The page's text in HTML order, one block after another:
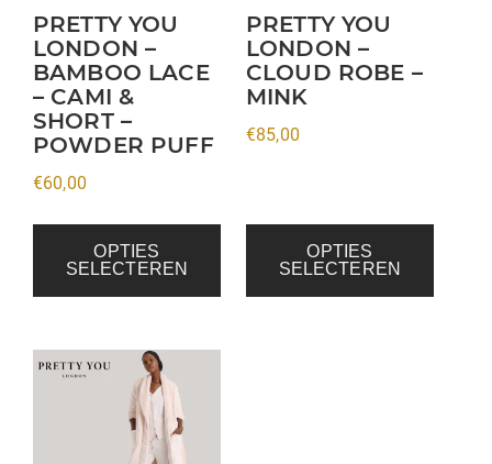
PRETTY YOU
LONDON –
BAMBOO LACE
– CAMI &
SHORT –
POWDER PUFF
€60,00
OPTIES
SELECTEREN
kan
gekozen
worden
op
de
PRETTY YOU
LONDON –
CLOUD ROBE –
MINK
€85,00
OPTIES
SELECTEREN
kan
gekozen
worden
op
de
Dit